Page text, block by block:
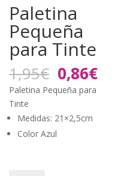
Paletina
Pequeña
para Tinte
1,95€ El
precio
original
era:
1,95€.
0,86€El
Paletina Pequeña para
Tinte
Medidas: 21×2,5cm
Color Azul